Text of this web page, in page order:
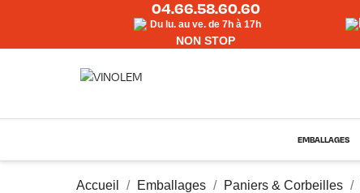
04.66.58.60.60
Du lu. au ve. de 7h à 17h
NON STOP
EMBALLAGES
Accueil Emballages Paniers & Corbeilles